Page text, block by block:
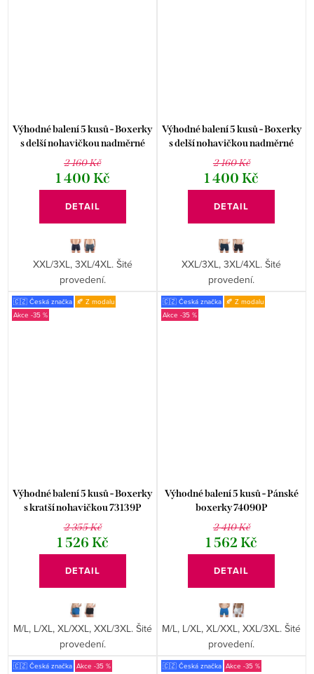
Výhodné balení 5 kusů - Boxerky
s delší nohavičkou nadměrné
74174P
2 160 Kč
1 400 Kč
DETAIL
XXL/3XL, 3XL/4XL. Šité
provedení.
Výhodné balení 5 kusů - Boxerky
s delší nohavičkou nadměrné
74182P
2 160 Kč
1 400 Kč
DETAIL
XXL/3XL, 3XL/4XL. Šité
provedení.
🇨🇿 Česká značka 🍂 Z modalu
-35 %
Výhodné balení 5 kusů - Boxerky
s kratší nohavičkou 73139P
2 355 Kč
1 526 Kč
DETAIL
M/L, L/XL, XL/XXL, XXL/3XL. Šité
provedení.
🇨🇿 Česká značka 🍂 Z modalu
-35 %
Výhodné balení 5 kusů - Pánské
boxerky 74090P
2 410 Kč
1 562 Kč
DETAIL
M/L, L/XL, XL/XXL, XXL/3XL. Šité
provedení.
🇨🇿 Česká značka -35 % 🇨🇿 Česká značka -35 %